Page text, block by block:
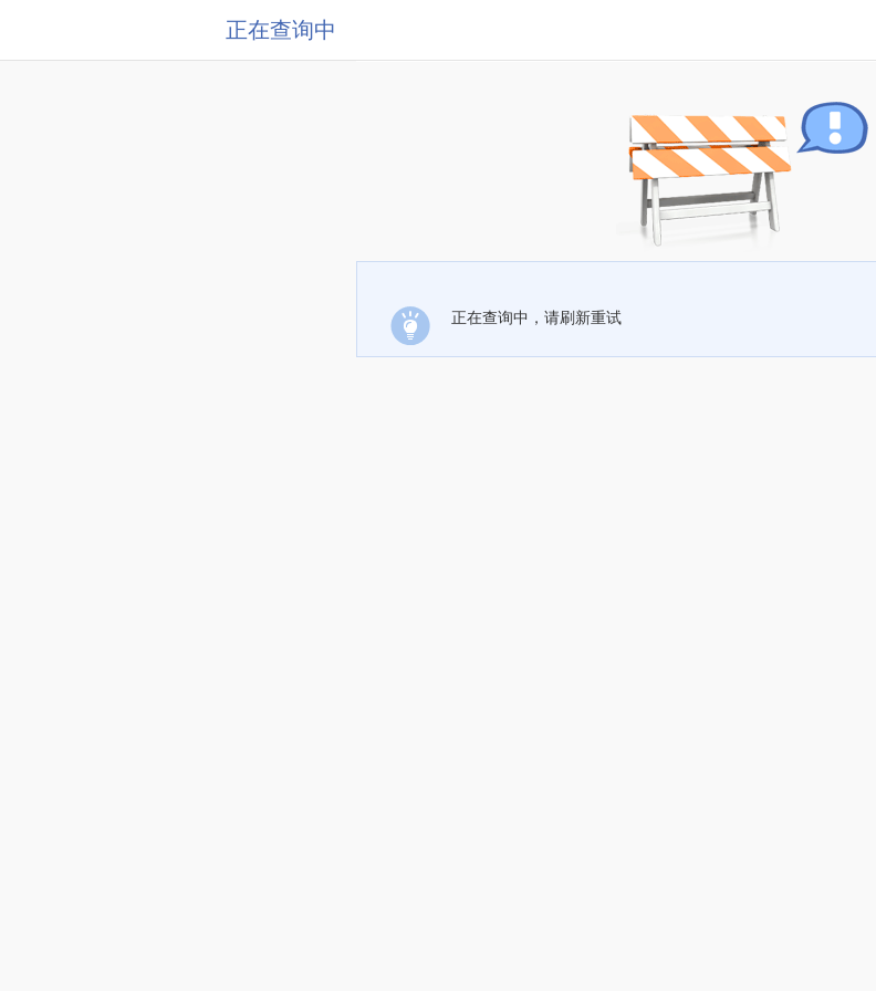
正在查询中
正在查询中，请刷新重试